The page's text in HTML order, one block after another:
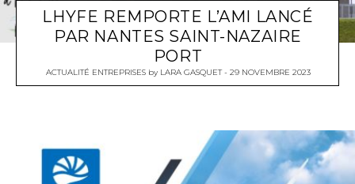
LHYFE REMPORTE L’AMI LANCÉ
PAR NANTES SAINT-NAZAIRE
PORT
ACTUALITÉ ENTREPRISESby LARA GASQUET 29 NOVEMBRE 2023